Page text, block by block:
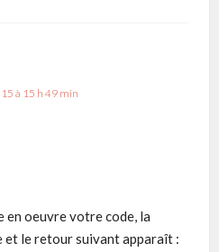
à 15 h 49 min
en oeuvre votre code, la
et le retour suivant apparaît :